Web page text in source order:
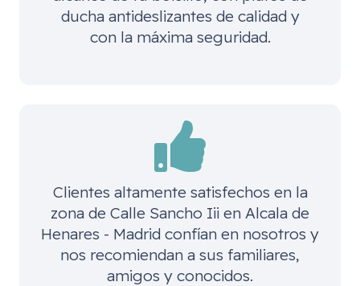
ducha antideslizantes de calidad y
con la máxima seguridad.
Clientes altamente satisfechos en la
zona de Calle Sancho Iii en Alcala de
Henares - Madrid confían en nosotros y
nos recomiendan a sus familiares,
amigos y conocidos.